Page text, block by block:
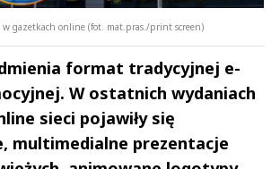
w gazetkach online (fot. mat.pras./print screen)
format tradycyjnej e-
W ostatnich wydaniach
sieci pojawiły się
multimedialne prezentacje